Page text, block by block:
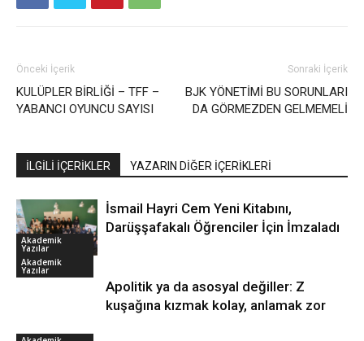
Önceki İçerik
KULÜPLER BİRLİĞİ – TFF –
YABANCI OYUNCU SAYISI
Sonraki İçerik
BJK YÖNETİMİ BU SORUNLARI
DA GÖRMEZDEN GELMEMELİ
İLGİLİ İÇERİKLER YAZARIN DİĞER İÇERİKLERİ
Akademik
Yazılar
İsmail Hayri Cem Yeni Kitabını,
Darüşşafakalı Öğrenciler İçin İmzaladı
Akademik
Yazılar
Apolitik ya da asosyal değiller: Z
kuşağına kızmak kolay, anlamak zor